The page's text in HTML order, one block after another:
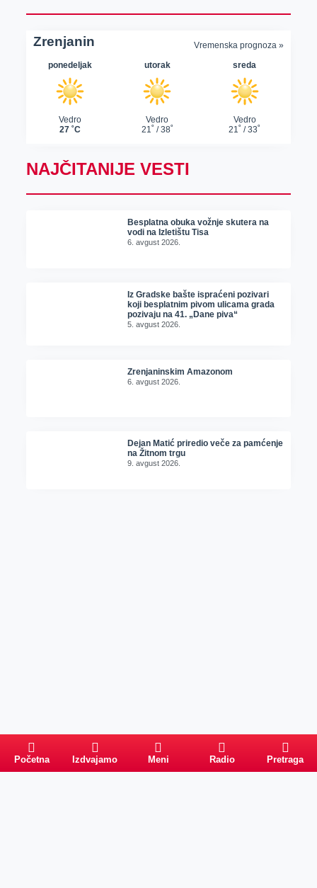
NAJČITANIJE VESTI
Besplatna obuka vožnje skutera na
vodi na Izletištu Tisa
6. avgust 2026.
Iz Gradske bašte ispraćeni pozivari
koji besplatnim pivom ulicama grada
pozivaju na 41. „Dane piva“
5. avgust 2026.
Zrenjaninskim Amazonom
6. avgust 2026.
Dejan Matić priredio veče za pamćenje
na Žitnom trgu
9. avgust 2026.
Početna Izdvajamo Meni Radio Pretraga